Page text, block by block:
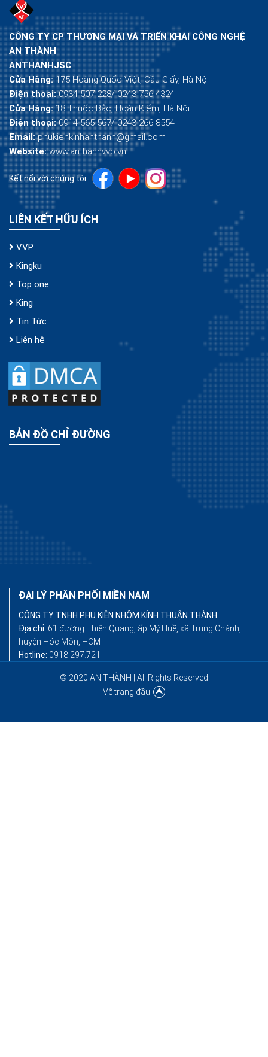
CÔNG TY CP THƯƠNG MẠI VÀ TRIỂN KHAI CÔNG NGHỆ
AN THÀNH
ANTHANHJSC
Cửa Hàng:175 Hoàng Quốc Việt, Cầu Giấy, Hà Nội
Điện thoại:0934 507 228/ 0243 756 4324
Cửa Hàng:18 Thuốc Bắc, Hoàn Kiếm, Hà Nội
Điện thoại:0914 565 567/ 0243 266 8554
Email:phukienkinhanthanh@gmail.com
Website:www.anthanhvvp.vn
Kết nối với chúng tôi
LIÊN KẾT HỮU ÍCH
VVP
Kingku
Top one
King
Tin Tức
Liên hệ
BẢN ĐỒ CHỈ ĐƯỜNG
ĐẠI LÝ PHÂN PHỐI MIỀN NAM
CÔNG TY TNHH PHỤ KIỆN NHÔM KÍNH THUẬN THÀNH
Địa chỉ: 61 đường Thiên Quang, ấp Mỹ Huề, xã Trung Chánh,
huyện Hóc Môn, HCM
Hotline: 0918.297.721
© 2020 AN THÀNH | All Rights Reserved
Về trang đầu